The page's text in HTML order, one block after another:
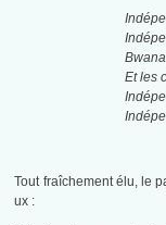
Et les
Tout fraîchement élu, le
ux :